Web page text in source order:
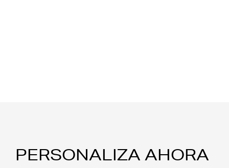
PERSONALIZA AHORA